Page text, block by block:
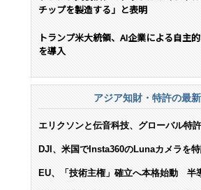
チップを製造する」と表明
トランプ米大統領、AI企業による自主
を導入
アジア知財・特許の最
エリクソンと伝音科技、グローバル特
DJI、米国でInsta360のLunaカメラを
EU、「技術主権」確立へ本格始動 半